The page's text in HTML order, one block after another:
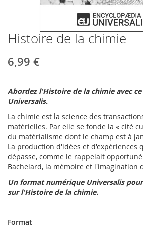
Skip
to
the
beginning
of
the
images
gallery
Histoire de la chimie
6,99 €
Abordez l'Histoire de la chimie avec
Universalis.
La chimie est la science des
matérielles. Par elle se fonde la « cité
du matérialisme dont le champ est à
La production d'idées et d'expériences
dépasse, comme le rappelait
Bachelard, la mémoire et l'imagination
Un format numérique Universalis
surl'Histoire de la chimie.
Format